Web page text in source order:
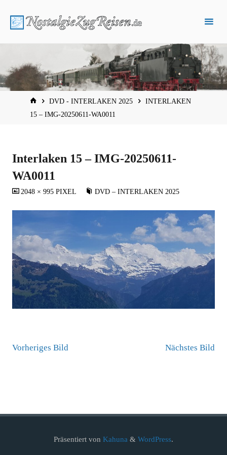
Inhalt
START
DVD - INTERLAKEN 2025
INTERLAKEN
15 – IMG-20250611-WA0011
Interlaken 15 – IMG-20250611-
WA0011
VOLLSTÄNDIGE
2048 × 995PIXEL DVD – INTERLAKEN 2025
Vorheriges Bild Nächstes Bild
Präsentiert von Kahuna & WordPress.